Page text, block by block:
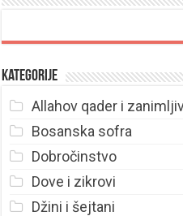
Kategorije
Allahov qader i
Bosanska sofra
Dobročinstvo
Dove i zikrovi
Džini i šejtani